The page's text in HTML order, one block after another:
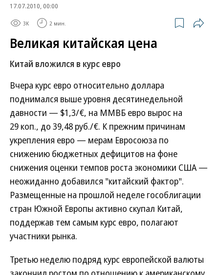
17.07.2010, 00:00
3K 2 мин.
Великая китайская цена
Китай вложился в курс евро
Вчера курс евро относительно доллара
поднимался выше уровня десятинедельной
давности — $1,3/€, на ММВБ евро вырос на
29 коп., до 39,48 руб./€. К прежним причинам
укрепления евро — мерам Евросоюза по
снижению бюджетных дефицитов на фоне
снижения оценки темпов роста экономики США —
неожиданно добавился "китайский фактор".
Размещенные на прошлой неделе гособлигации
стран Южной Европы активно скупал Китай,
поддержав тем самым курс евро, полагают
участники рынка.
Третью неделю подряд курс европейской валюты